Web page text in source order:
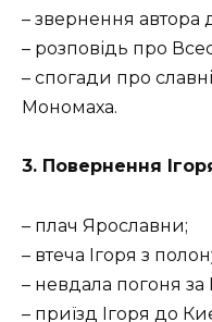
– звернення автора
– розповідь про
– спогади про
Мономаха.
3. Повернення
– плач Ярославни;
– втеча Ігоря з
– невдала погоня за
– приїзд Ігоря до